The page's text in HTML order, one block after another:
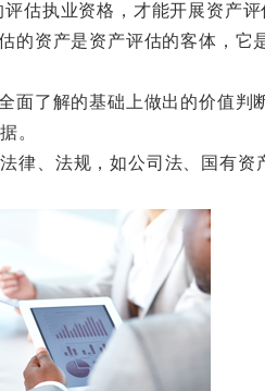
估执业资格，才能开展资产评
资产是资产评估的客体，它
了解的基础上做出的价值判
。
、法规，如公司法、国有资